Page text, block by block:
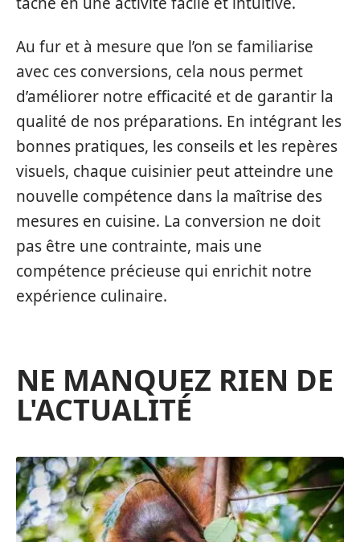
Au fur et à mesure que l’on se familiarise
avec ces conversions, cela nous permet
d’améliorer notre efficacité et de garantir la
qualité de nos préparations. En intégrant les
bonnes pratiques, les conseils et les repères
visuels, chaque cuisinier peut atteindre une
nouvelle compétence dans la maîtrise des
mesures en cuisine. La conversion ne doit
pas être une contrainte, mais une
compétence précieuse qui enrichit notre
expérience culinaire.
NE MANQUEZ RIEN DE
L'ACTUALITÉ